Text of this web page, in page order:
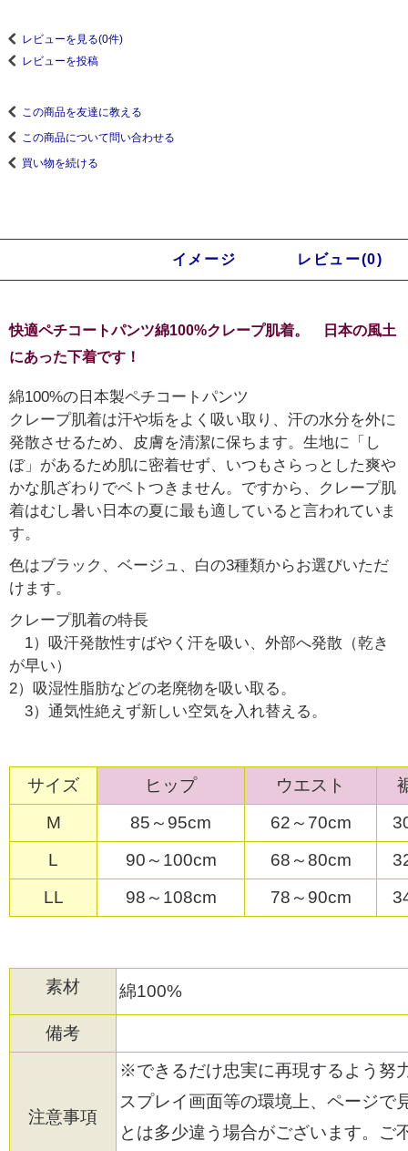
レビューを見る(0件)
レビューを投稿
この商品を友達に教える
この商品について問い合わせる
買い物を続ける
イメージ レビュー(0)
快適ペチコートパンツ綿100%クレープ肌着。 日本の風土
にあった下着です！
綿100%の日本製ペチコートパンツ
クレープ肌着は汗や垢をよく吸い取り、汗の水分を外に
発散させるため、皮膚を清潔に保ちます。生地に「し
ぼ」があるため肌に密着せず、いつもさらっとした爽や
かな肌ざわりでベトつきません。ですから、クレープ肌
着はむし暑い日本の夏に最も適していると言われていま
す。
色はブラック、ベージュ、白の3種類からお選びいただ
けます。
クレープ肌着の特長
1）吸汗発散性すばやく汗を吸い、外部へ発散（乾き
が早い）
2）吸湿性脂肪などの老廃物を吸い取る。
3）通気性絶えず新しい空気を入れ替える。
サイズ ヒップ ウエスト
M
85～95cm 62～70cm
L
90～100cm 68～80cm
LL
98～108cm 78～90cm
素材 綿100%
備考
注意事項
※できるだけ忠実に再現するよう努
スプレイ画面等の環境上、ページで
とは多少違う場合がございます。ご